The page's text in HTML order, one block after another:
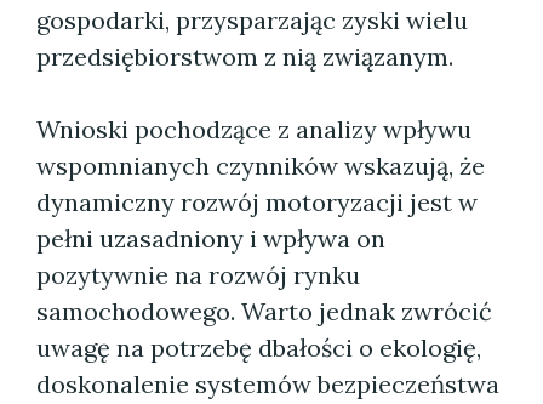
gospodarki, przysparzając zyski wielu
przedsiębiorstwom z nią związanym.
Wnioski pochodzące z analizy wpływu
wspomnianych czynników wskazują, że
dynamiczny rozwój motoryzacji jest w
pełni uzasadniony i wpływa on
pozytywnie na rozwój rynku
samochodowego. Warto jednak zwrócić
uwagę na potrzebę dbałości o ekologię,
doskonalenie systemów bezpieczeństwa